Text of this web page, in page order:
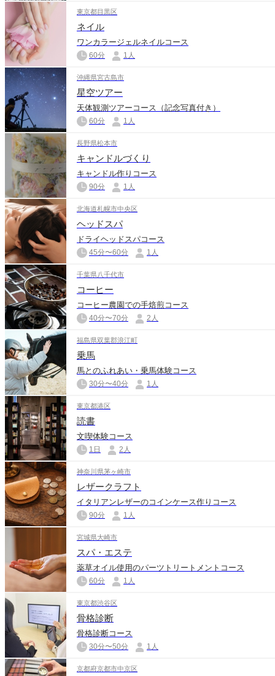
東京都目黒区
ネイル
ワンカラージェルネイルコース
60分 1人
沖縄県宮古島市
星空ツアー
天体観測ツアーコース（記念写真付き）
60分 1人
長野県松本市
キャンドルづくり
キャンドル作りコース
90分 1人
北海道札幌市中央区
ヘッドスパ
ドライヘッドスパコース
45分〜60分 1人
千葉県八千代市
コーヒー
コーヒー農園での手焙煎コース
40分〜70分 2人
福島県双葉郡浪江町
乗馬
馬とのふれあい・乗馬体験コース
30分〜40分 1人
東京都港区
読書
文喫体験コース
1日 2人
神奈川県茅ヶ崎市
レザークラフト
イタリアンレザーのコインケース作りコース
90分 1人
宮城県大崎市
スパ・エステ
薬草オイル使用のパーツトリートメントコース
60分 1人
東京都渋谷区
骨格診断
骨格診断コース
30分〜50分 1人
京都府京都市中京区